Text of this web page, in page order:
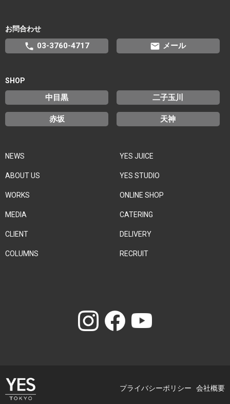
NEWS
ABOUT US
WORKS
MEDIA
CLIENT
COLUMNS
YES JUICE
YES STUDIO
ONLINE SHOP
CATERING
DELIVERY
RECRUIT
お問合わせ
phone 03-3760-4717 email メール
SHOP
中目黒 二子玉川
赤坂 天神
プライバシーポリシー 会社概要